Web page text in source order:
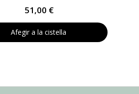
51,00 €
Afegir a la cistella